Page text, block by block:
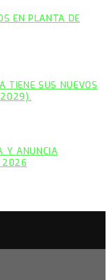
EN PLANTA DE
TIENE SUS NUEVOS
Y ANUNCIA
2026